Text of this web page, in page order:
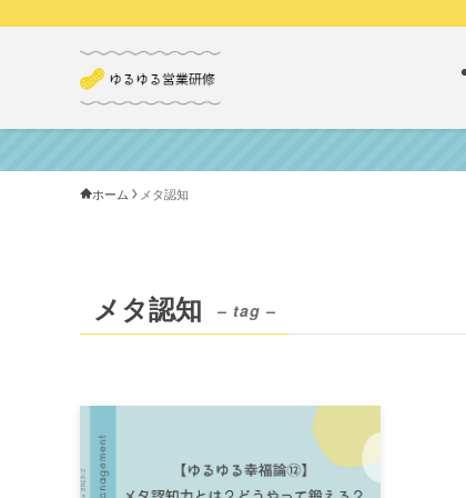
ホーム メタ認知
メタ認知 – tag –